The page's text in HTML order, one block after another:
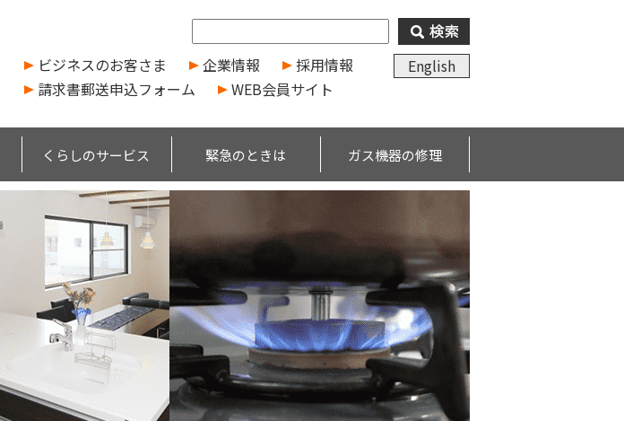
ビジネスのお客さま 企業情報 採用情報
English
請求書郵送申込フォーム
WEB会員サイト
くらしのサービス 緊急のときは ガス機器の修理